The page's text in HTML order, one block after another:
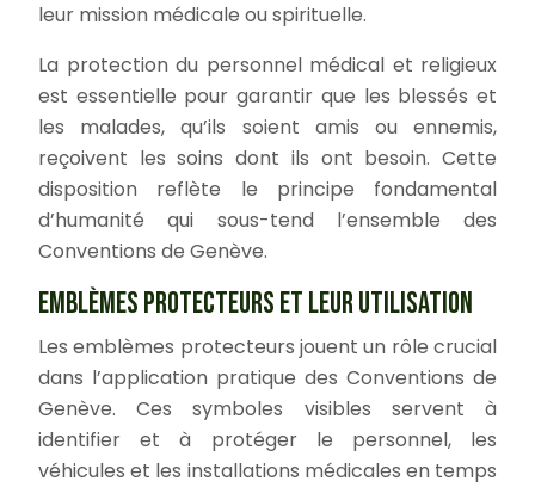
leur mission médicale ou spirituelle.
La protection du personnel médical et religieux
est essentielle pour garantir que les blessés et
les malades, qu’ils soient amis ou ennemis,
reçoivent les soins dont ils ont besoin. Cette
disposition reflète le principe fondamental
d’humanité qui sous-tend l’ensemble des
Conventions de Genève.
EMBLÈMES PROTECTEURS ET LEUR UTILISATION
Les emblèmes protecteurs jouent un rôle crucial
dans l’application pratique des Conventions de
Genève. Ces symboles visibles servent à
identifier et à protéger le personnel, les
véhicules et les installations médicales en temps